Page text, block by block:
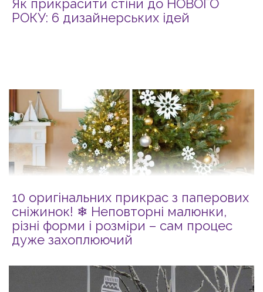
Як прикрасити стіни до НОВОГО
РОКУ: 6 дизайнерських ідей
10 оригінальних прикрас з паперових
сніжинок! ❄ Неповторні малюнки,
різні форми і розміри – сам процес
дуже захоплюючий